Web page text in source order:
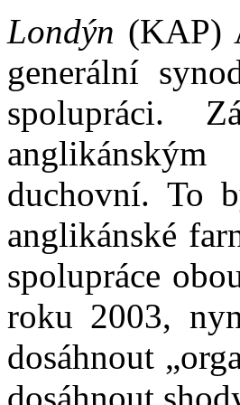
Londýn (KAP)
generální
spolupráci.
duchovní. To
anglikánské
spolupráce
roku 2003,
dosáhnout